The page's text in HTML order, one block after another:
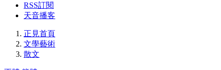
RSS訂閱
天音播客
正見首頁
文學藝術
散文